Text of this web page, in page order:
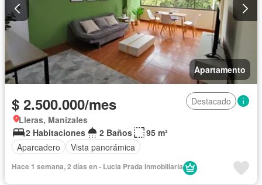
Apartamento
$ 2.500.000/mes
Destacado
Lleras, Manizales
2 Habitaciones
2 Baños
95 m²
Aparcadero
Vista panorámica
Hace 1 semana, 2 días en - Lucia Prada Inmobiliaria